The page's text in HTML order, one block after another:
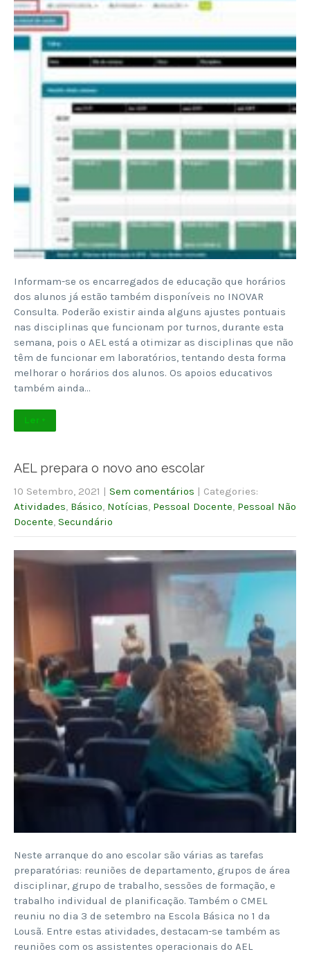
Informam-se os encarregados de educação que horários
dos alunos já estão também disponíveis no INOVAR
Consulta. Poderão existir ainda alguns ajustes pontuais
nas disciplinas que funcionam por turnos, durante esta
semana, pois o AEL está a otimizar as disciplinas que não
têm de funcionar em laboratórios, tentando desta forma
melhorar o horários dos alunos. Os apoios educativos
também ainda…
Ler +
AEL prepara o novo ano escolar
10 Setembro, 2021 | Sem comentários | Categories:
Atividades Básico Notícias Pessoal Docente Pessoal Não
Docente Secundário
Neste arranque do ano escolar são várias as tarefas
preparatórias: reuniões de departamento, grupos de área
disciplinar, grupo de trabalho, sessões de formação, e
trabalho individual de planificação. Também o CMEL
reuniu no dia 3 de setembro na Escola Básica nº 1 da
Lousã. Entre estas atividades, destacam-se também as
reuniões com os assistentes operacionais do AEL